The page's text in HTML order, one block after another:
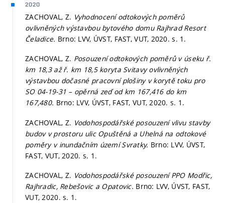
2020
ZACHOVAL, Z. Vyhodnocení odtokových poměrů
ovlivněných výstavbou bytového domu Rajhrad Resort
Čeladice. Brno: LVV, ÚVST, FAST, VUT, 2020.s. 1.
ZACHOVAL, Z. Posouzení odtokových poměrů v úseku ř.
km 18,3 až ř. km 18,5 koryta Svitavy ovlivněných
výstavbou dočasné pracovní plošiny v korytě toku pro
SO 04-19-31 – opěrná zeď od km 167,416 do km
167,480. Brno: LVV, ÚVST, FAST, VUT, 2020.s. 1.
ZACHOVAL, Z. Vodohospodářské posouzení vlivu stavby
budov v prostoru ulic Opuštěná a Uhelná na odtokové
poměry v inundačním území Svratky. Brno: LVV, ÚVST,
FAST, VUT, 2020. s. 1.
ZACHOVAL, Z. Vodohospodářské posouzení PPO Modřic,
Rajhradic, Rebešovic a Opatovic. Brno: LVV, ÚVST, FAST,
VUT, 2020.s. 1.